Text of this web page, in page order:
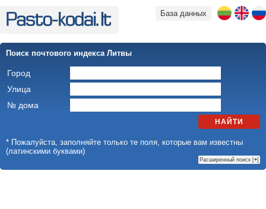
База данных
Поиск почтового индекса Литвы
Город
Улица
№ дома
НАЙТИ
* Пожалуйста, заполняйте только те поля, которые вам известны
(латинскими буквами)
Расширенный поиск [+]